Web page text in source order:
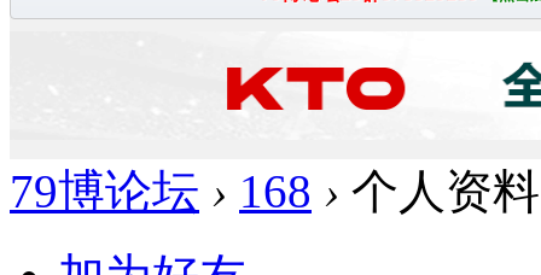
79博论坛 › 168 › 个人资料